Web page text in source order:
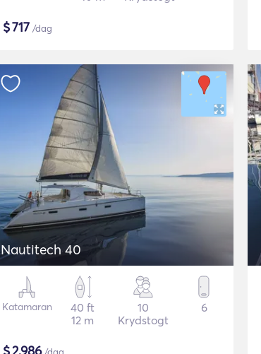
$717 /dag
Nautitech 40
Katamaran
40 ft
12 m
10
Krydstogt
6